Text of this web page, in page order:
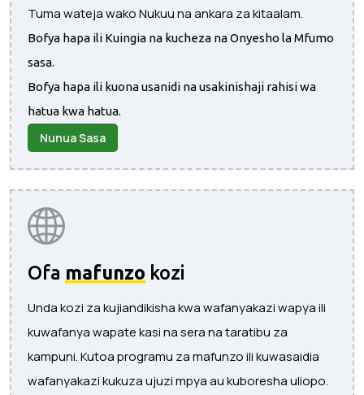
Tuma wateja wako Nukuu na ankara za kitaalam.
Bofya hapa ili Kuingia na kucheza na Onyesho la Mfumo
sasa.
Bofya hapa ili kuona usanidi na usakinishaji rahisi wa
hatua kwa hatua.
Nunua Sasa
Ofa mafunzo kozi
Unda kozi za kujiandikisha kwa wafanyakazi wapya ili
kuwafanya wapate kasi na sera na taratibu za
kampuni. Kutoa programu za mafunzo ili kuwasaidia
wafanyakazi kukuza ujuzi mpya au kuboresha uliopo.